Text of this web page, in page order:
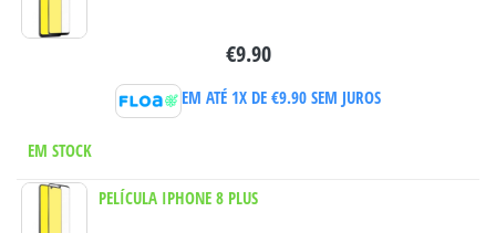
€9.90
EM ATÉ 1X DE €9.90 SEM JUROS
EM STOCK
PELÍCULA IPHONE 8 PLUS